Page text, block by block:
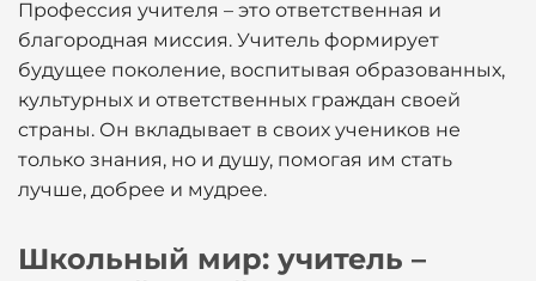
Профессия учителя – это ответственная и
благородная миссия. Учитель формирует
будущее поколение, воспитывая образованных,
культурных и ответственных граждан своей
страны. Он вкладывает в своих учеников не
только знания, но и душу, помогая им стать
лучше, добрее и мудрее.
Школьный мир: учитель –